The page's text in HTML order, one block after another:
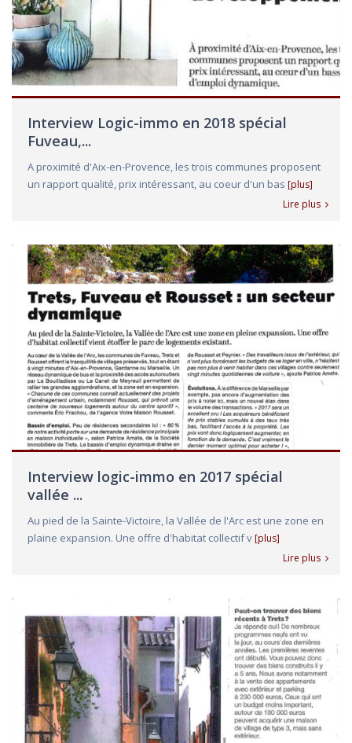
Interview Logic-immo en 2018 spécial
Fuveau,...
A proximité d'Aix-en-Provence, les trois communes proposent
un rapport qualité, prix intéressant, au coeur d'un bas [plus]
Lire plus
Interview logic-immo en 2017 spécial
vallée ...
Au pied de la Sainte-Victoire, la Vallée de l'Arc est une zone en
plaine expansion. Une offre d'habitat collectif v [plus]
Lire plus